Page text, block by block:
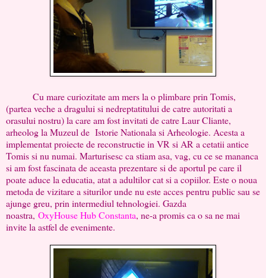
Cu mare curiozitate am mers la o plimbare prin Tomis,
(partea veche a dragului si nedreptatitului de catre autoritati a
orasului nostru) la care am fost invitati de catre Laur Cliante,
arheolog la Muzeul de Istorie Nationala si Arheologie. Acesta a
implementat proiecte de reconstructie in VR si AR a cetatii antice
Tomis si nu numai. Marturisesc ca stiam asa, vag, cu ce se mananca
si am fost fascinata de aceasta prezentare si de aportul pe care il
poate aduce la educatia, atat a adultilor cat si a copiilor. Este o noua
metoda de vizitare a siturilor unde nu este acces pentru public sau se
ajunge greu, prin intermediul tehnologiei. Gazda
noastra, OxyHouse Hub Constanta, ne-a promis ca o sa ne mai
invite la astfel de evenimente.